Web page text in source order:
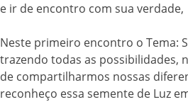
e ir de encontro com sua verdade,
Neste primeiro encontro o Tema:
trazendo todas as possibilidades,
de compartilharmos nossas
reconheço essa semente de Luz